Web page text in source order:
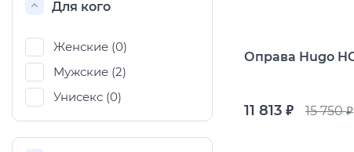
О компании
Для кого
Женские (0)
Мужские (2)
Унисекс (0)
Оправа Hugo
11 813 руб. 15 750руб.